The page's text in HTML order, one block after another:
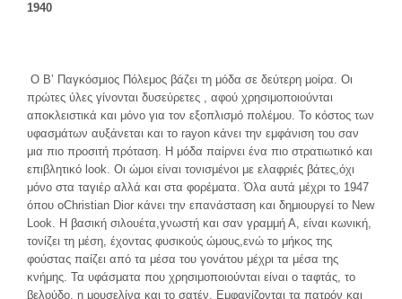
1940
O Β’ Παγκόσμιος Πόλεμος βάζει τη μόδα σε δεύτερη μοίρα. Οι
πρώτες ύλες γίνονται δυσεύρετες , αφού χρησιμοποιούνται
αποκλειστικά και μόνο για τον εξοπλισμό πολέμου. Το κόστος των
υφασμάτων αυξάνεται και το rayon κάνει την εμφάνιση του σαν
μια πιο προσιτή πρόταση. Η μόδα παίρνει ένα πιο στρατιωτικό και
επιβλητικό look. Οι ώμοι είναι τονισμένοι με ελαφριές βάτες,όχι
μόνο στα ταγιέρ αλλά και στα φορέματα. Όλα αυτά μέχρι το 1947
όπου οChristian Dior κάνει την επανάσταση και δημιουργεί το New
Look. Η βασική σιλουέτα,γνωστή και σαν γραμμή Α, είναι κωνική,
τονίζει τη μέση, έχοντας φυσικούς ώμους,ενώ το μήκος της
φούστας παίζει από τα μέσα του γονάτου μέχρι τα μέσα της
κνήμης. Τα υφάσματα που χρησιμοποιούνται είναι ο ταφτάς, το
βελούδο, η μουσελίνα και το σατέν. Εμφανίζονται τα πατρόν και